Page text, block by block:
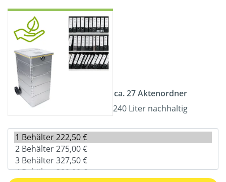
ca. 27 Aktenordner
240 Liter nachhaltig